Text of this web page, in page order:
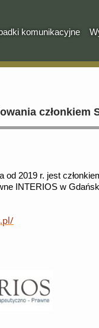
członkiem
komunikacyjne
od 2019 r. jest
INTERIOS w